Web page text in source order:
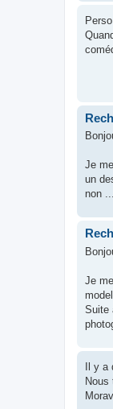
Je
un
non ...
Je
Suite
Il y